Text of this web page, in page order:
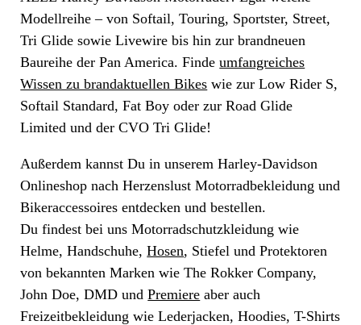
Modellreihe – von Softail, Touring, Sportster, Street,
Tri Glide sowie Livewire bis hin zur brandneuen
Baureihe der Pan America. Findeumfangreiches
Wissen zu brandaktuellen Bikes wie zur Low Rider S,
Softail Standard, Fat Boy oder zur Road Glide
Limited und der CVO Tri Glide!
Außerdem kannst Du in unserem Harley-Davidson
Onlineshop nach Herzenslust Motorradbekleidung und
Bikeraccessoires entdecken und bestellen.
Du findest bei uns Motorradschutzkleidung wie
Helme, Handschuhe,Hosen, Stiefel und Protektoren
von bekannten Marken wie The Rokker Company,
John Doe, DMD undPremiere aber auch
Freizeitbekleidung wie Lederjacken, Hoodies, T-Shirts